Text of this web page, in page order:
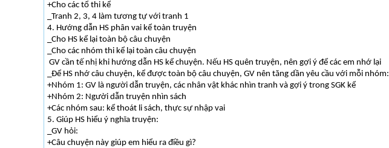
+Cho các tổ thi kể
_Tranh 2, 3, 4 làm tương tự với tranh 1
4. Hướng dẫn HS phân vai kể toàn truyện
_Cho HS kể lại toàn bộ câu chuyện
_Cho các nhóm thi kể lại toàn câu chuyện
GV cần tế nhị khi hướng dẫn HS kể chuyện. Nếu HS quên truyện, nên gợi ý để các em nhớ lại
_Để HS nhớ câu chuyện, kể được toàn bộ câu chuyện, GV nên tăng dần yêu cầu với mỗi nhóm:
+Nhóm 1: GV là người dẫn truyện, các nhân vật khác nhìn tranh và gợi ý trong SGK kể
+Nhóm 2: Người dẫn truyện nhìn sách
+Các nhóm sau: kể thoát li sách, thực sự nhập vai
5. Giúp HS hiểu ý nghĩa truyện:
_GV hỏi:
+Câu chuyện này giúp em hiểu ra điều gì?